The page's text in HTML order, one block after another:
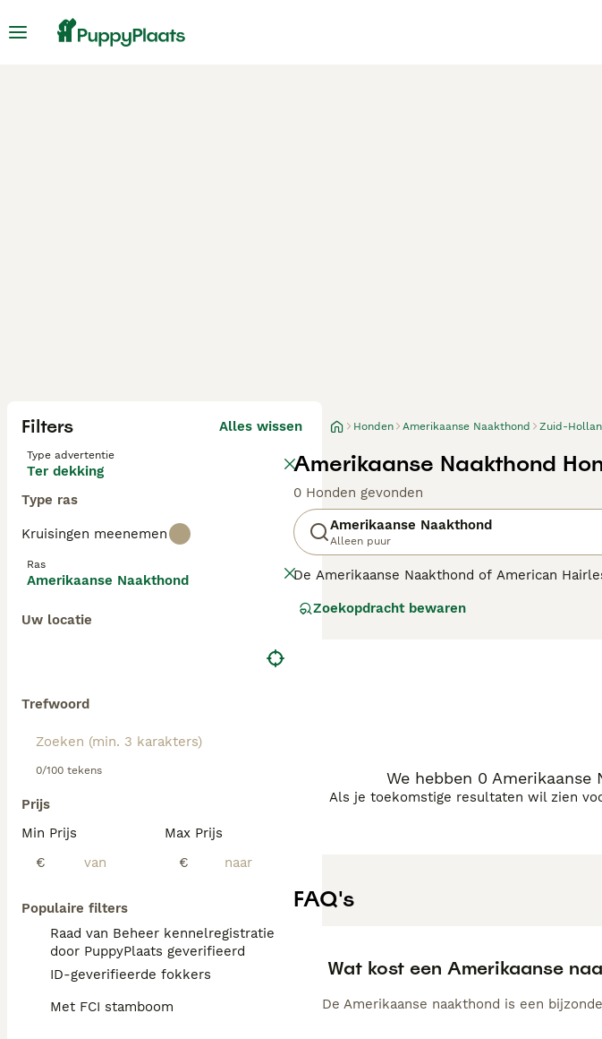
Filters Alles wissen
Type advertentie
Ter dekking
Type ras
Kruisingen meenemen
Ras
Amerikaanse Naakthond
Uw locatie
Trefwoord
0/100 tekens
Prijs
Min Prijs
€
Max Prijs
€
Populaire filters
Raad van Beheer kennelregistratie
door PuppyPlaats geverifieerd
ID-geverifieerde fokkers
Met FCI stamboom
Honden Amerikaanse Naakthond Zuid-
Amerikaanse Naakthond
0 Honden gevonden
Amerikaanse Naakthond
Alleen puur
De Amerikaanse Naakthond of American
Zoekopdracht bewaren
We hebben 0
Als je toekomstige resultaten wil zien
FAQ's
Wat kost een Amerikaanse
De Amerikaanse naakthond is een